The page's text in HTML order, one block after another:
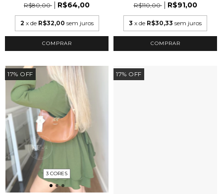
R$80,00
R$64,00
2 x de R$32,00 sem juros
COMPRAR
R$110,00
R$91,00
3 x de R$30,33 sem juros
COMPRAR
17% OFF
3 CORES
17% OFF